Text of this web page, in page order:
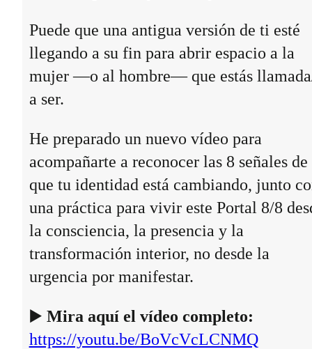
Puede que una antigua versión de ti esté
llegando a su fin para abrir espacio a la
mujer —o al hombre— que estás
a ser.
He preparado un nuevo vídeo para
acompañarte a reconocer las 8 señales de
que tu identidad está cambiando, junto
una práctica para vivir este Portal 8/8
la consciencia, la presencia y la
transformación interior, no desde la
urgencia por manifestar.
▶️ Mira aquí el vídeo completo:
https://youtu.be/BoVcVcLCNMQ